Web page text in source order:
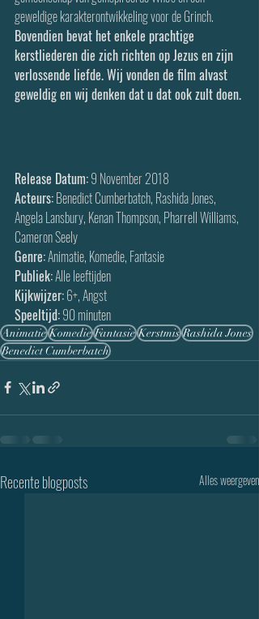
geweldige karakterontwikkeling voor de Grinch.
Bovendien bevat het enkele prachtige
kerstliederen die zich richten op Jezus en zijn
verlossende liefde. Wij vonden de film alvast
geweldig en wij denken dat u dat ook zult doen.
Release Datum: 9 November 2018
Acteurs: Benedict Cumberbatch, Rashida Jones,
Angela Lansbury, Kenan Thompson, Pharrell Williams,
Cameron Seely
Genre: Animatie, Komedie, Fantasie
Publiek: Alle leeftijden
Kijkwijzer: 6+, Angst
Speeltijd: 90 minuten
Animatie Komedie Fantasie Kerstmis Rashida Jones
Benedict Cumberbatch
Recente blogposts Alles weergeven